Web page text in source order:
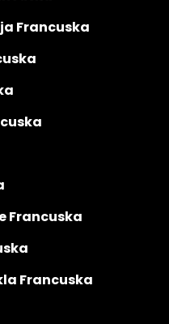
Francuska
Francuska
Francuska